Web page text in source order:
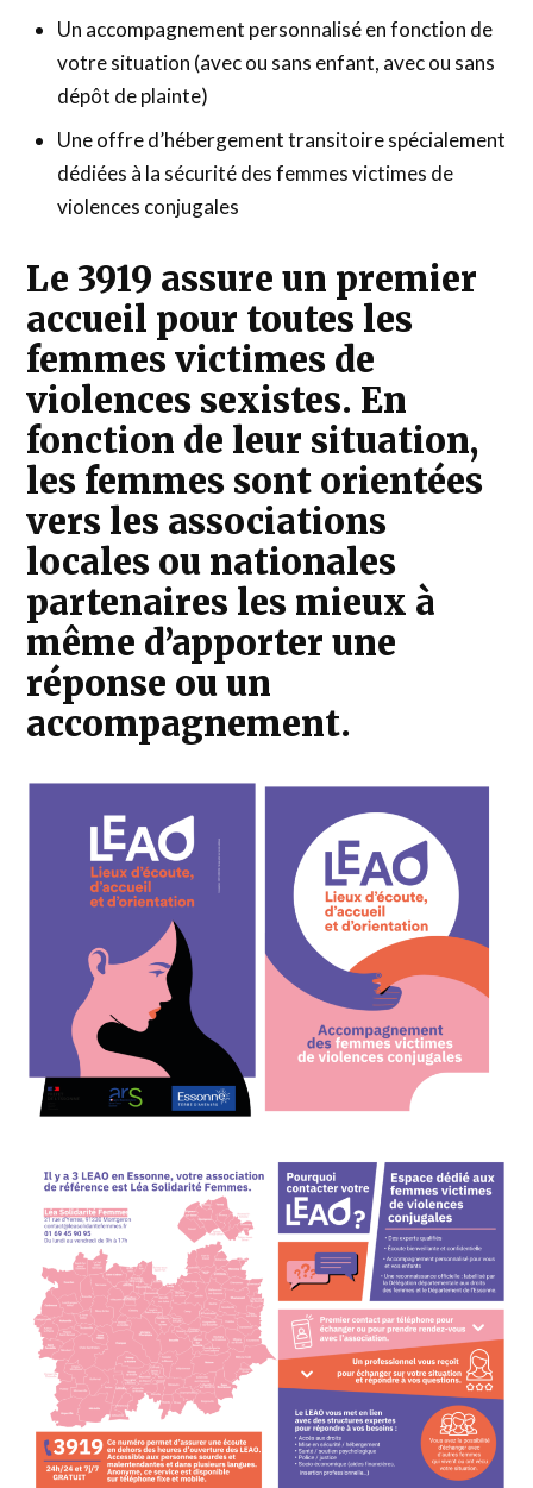
Un accompagnement personnalisé en fonction de
votre situation (avec ou sans enfant, avec ou sans
dépôt de plainte)
Une offre d’hébergement transitoire spécialement
dédiées à la sécurité des femmes victimes de
violences conjugales
Le 3919 assure un premier
accueil pour toutes les
femmes victimes de
violences sexistes. En
fonction de leur situation,
les femmes sont orientées
vers les associations
locales ou nationales
partenaires les mieux à
même d’apporter une
réponse ou un
accompagnement.